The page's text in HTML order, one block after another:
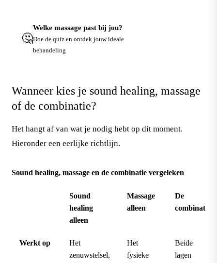
🤔
Welke massage past bij jou?
Doe de quiz en ontdek jouw ideale
behandeling
Wanneer kies je sound healing, massage
of de combinatie?
Het hangt af van wat je nodig hebt op dit moment.
Hieronder een eerlijke richtlijn.
Sound healing, massage en de combinatie vergeleken
Sound
healing
alleen
Massage
alleen
De
combinatie
Werkt op
Het
zenuwstelsel,
Het
fysieke
Beide
lagen